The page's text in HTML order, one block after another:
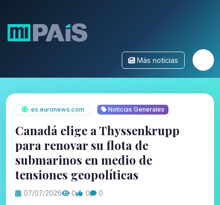
Más noticias
es.euronews.com Noticias Generales
Canadá elige a Thyssenkrupp
para renovar su flota de
submarinos en medio de
tensiones geopolíticas
07/07/2026 0 0 0